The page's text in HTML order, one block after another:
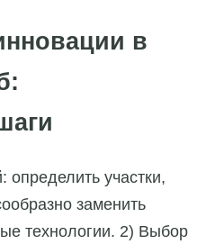
в
определить участки,
заменить
технологии. 2) Выбор